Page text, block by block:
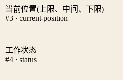
当前位置(上限、中间、下限)
#3 · current-position
工作状态
#4 · status